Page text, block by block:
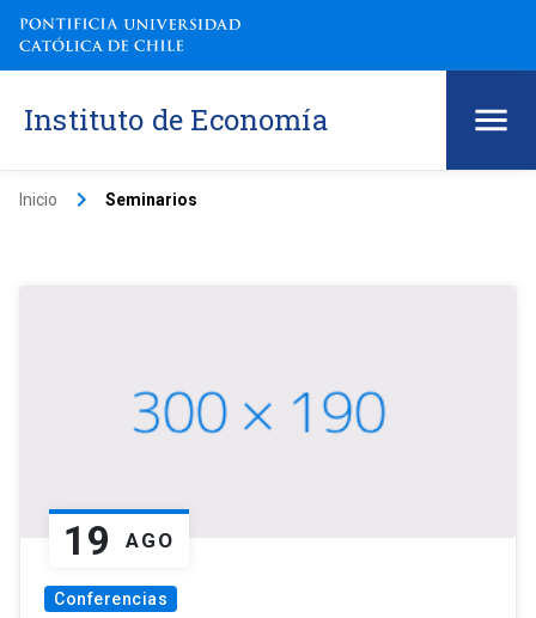
Instituto de Economía
Inicio keyboard_arrow_right Seminarios
19 AGO
Conferencias